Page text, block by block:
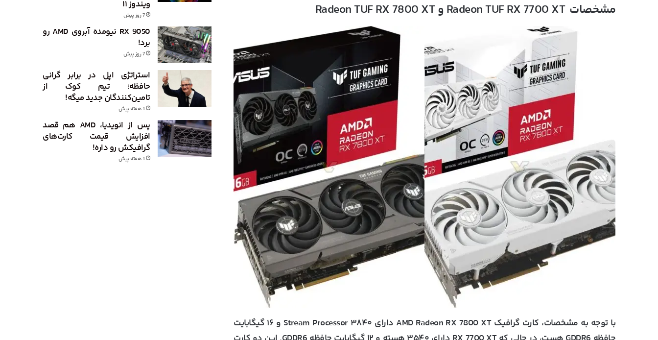
مشخصات Radeon TUF RX 7700 XT و Radeon TUF RX 7800 XT
با توجه به مشخصات، کارت گرافیک AMD Radeon RX 7800 XT دارای ۳۸۴۰ Stream Processor و ۱۶ گیگابایت
ویندوز ۱۱
7 روز پیش
RX 9050 نیومده آبروی AMD رو
برد!
7 روز پیش
استراتژی اپل در برابر گرانی
حافظه؛ تیم کوک از
تامین‌کنندگان جدید میگه!
1 هفته پیش
پس از انویدیا، AMD هم قصد
افزایش قیمت کارت‌های
گرافیکش رو داره!
1 هفته پیش